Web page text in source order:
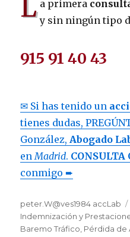
L a primera
y sin ningún tipo
915 91 40 43
✉ Si has tenido un
tienes dudas,
González,Abogado
enMadrid.
conmigo ➨
Autor
peter.W@ves1984 accLab
Indemnización y
Baremo Tráfico Pérdida de